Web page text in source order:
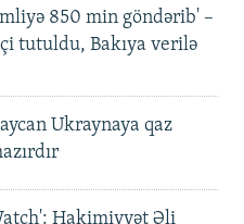
850 min göndərib' –
tutuldu, Bakıya verilə
Ukraynaya qaz
Hakimiyyət Əli